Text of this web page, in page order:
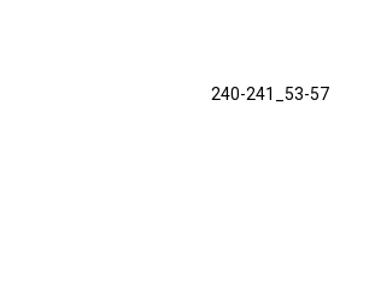
240-241_53-57